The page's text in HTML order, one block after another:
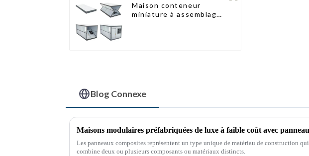
Maison conteneur
miniature à assemblage
Blog Connexe
Les panneaux composites représentent un type unique de matériau de construction qui
combine deux ou plusieurs composants ou matériaux distincts.